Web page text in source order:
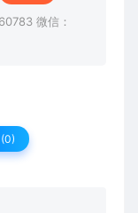
微信：
0)